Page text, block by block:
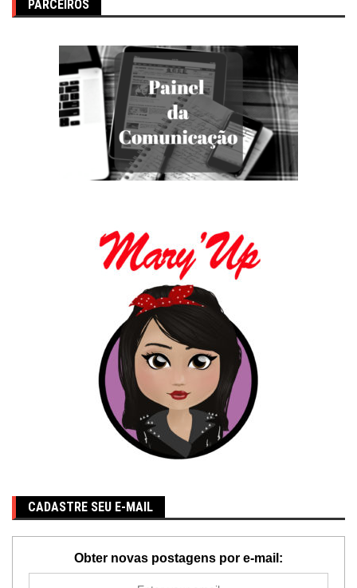
PARCEIROS
CADASTRE SEU E-MAIL
Obter novas postagens por e-mail: